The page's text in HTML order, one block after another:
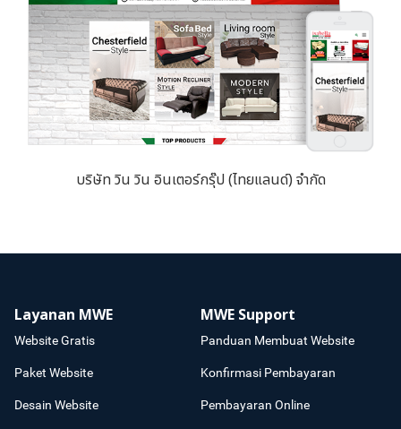
บริษัท วิน วิน อินเตอร์กรุ๊ป (ไทยแลนด์) จำกัด
Layanan MWE
Website Gratis
Paket Website
Desain Website
MWE Support
Panduan Membuat Website
Konfirmasi Pembayaran
Pembayaran Online